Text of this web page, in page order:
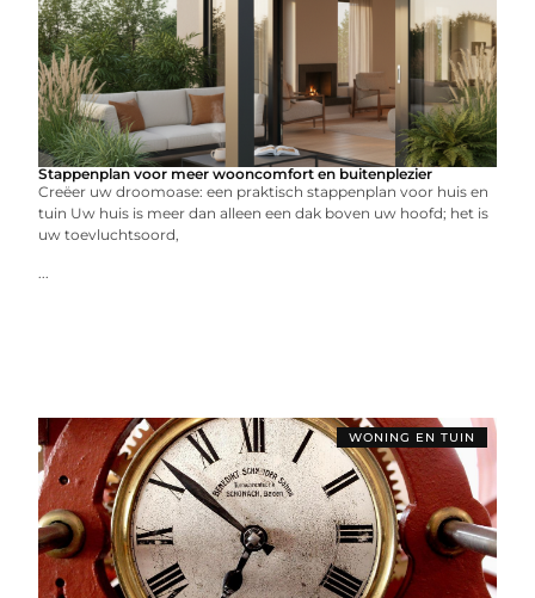
Stappenplan voor meer wooncomfort en buitenplezier
Creëer uw droomoase: een praktisch stappenplan voor huis en
tuin Uw huis is meer dan alleen een dak boven uw hoofd; het is
uw toevluchtsoord,
...
WONING EN TUIN